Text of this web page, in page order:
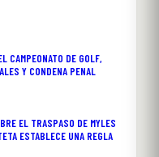
CAMPEONATO DE GOLF,
Y CONDENA PENAL
EL TRASPASO DE MYLES
ESTABLECE UNA REGLA